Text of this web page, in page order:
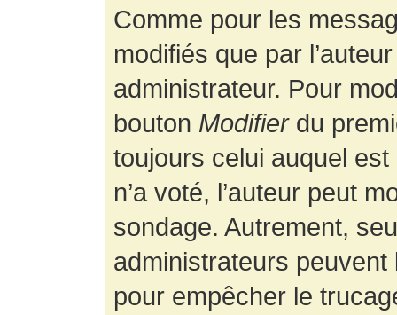
Comme pour les
modifiés que par
administrateur. Pour
bouton Modifierdu
toujours celui auquel
n’a voté, l’auteur peut
sondage. Autrement,
administrateurs
pour empêcher le